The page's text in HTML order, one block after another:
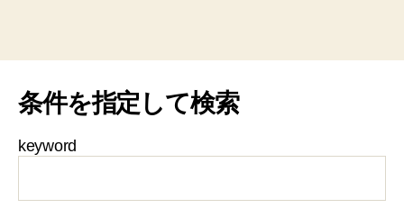
条件を指定して検索
keyword